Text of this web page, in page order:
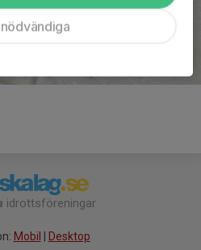
idrottsföreningar
Mobil Desktop